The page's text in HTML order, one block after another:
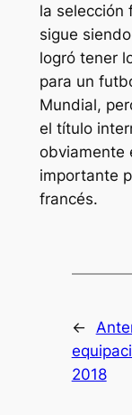
la selección
sigue
logró tener
para un
Mundial,
el título
obviamente
importante
francés.
←
2018